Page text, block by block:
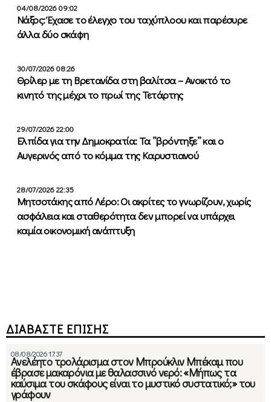
04/08/2026 09:02
Νάξος: Έχασε το έλεγχο του ταχύπλοου και παρέσυρε
άλλα δύο σκάφη
30/07/2026 08:26
Θρίλερ με τη Βρετανίδα στη βαλίτσα – Ανοικτό το
κινητό της μέχρι το πρωί της Τετάρτης
29/07/2026 22:00
Ελπίδα για την Δημοκρατία: Τα ”βρόντηξε” και ο
Αυγερινός από το κόμμα της Καρυστιανού
28/07/2026 22:35
Μητσοτάκης από Λέρο: Οι ακρίτες το γνωρίζουν, χωρίς
ασφάλεια και σταθερότητα δεν μπορεί να υπάρχει
καμία οικονομική ανάπτυξη
ΔΙΑΒΑΣΤΕ ΕΠΙΣΗΣ
08/08/2026 17:37
Ανελέητο τρολάρισμα στον Μπρούκλιν Μπέκαμ που
έβρασε μακαρόνια με θαλασσινό νερό: «Μήπως τα
καύσιμα του σκάφους είναι το μυστικό συστατικό;» του
γράφουν